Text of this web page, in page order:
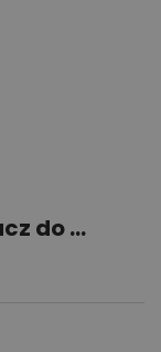
do ...